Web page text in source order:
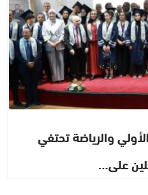
والرياضة تحتفي
على…